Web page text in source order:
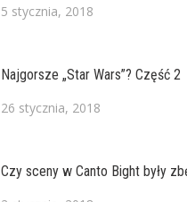
5 stycznia, 2018
Najgorsze „Star Wars”? Część 2
26 stycznia, 2018
Czy sceny w Canto Bight były